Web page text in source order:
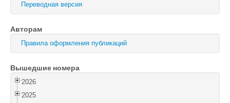
Поиск
Переводная версия
Авторам
Правила оформления публикаций
Вышедшие номера
2026
2025